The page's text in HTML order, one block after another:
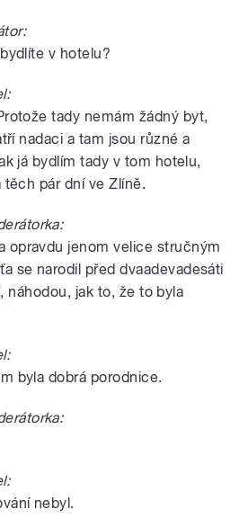
v hotelu?
tady nemám žádný byt,
nadaci a tam jsou různé a
já bydlím tady v tom hotelu,
pár dní ve Zlíně.
opravdu jenom velice stručným
se narodil před dvaadevadesáti
náhodou, jak to, že to byla
byla dobrá porodnice.
nebyl.